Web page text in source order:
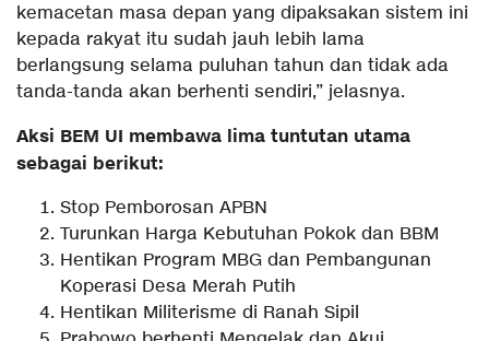
kemacetan masa depan yang dipaksakan sistem ini
kepada rakyat itu sudah jauh lebih lama
berlangsung selama puluhan tahun dan tidak ada
tanda-tanda akan berhenti sendiri,” jelasnya.
Aksi BEM UI membawa lima tuntutan utama
sebagai berikut:
Stop Pemborosan APBN
Turunkan Harga Kebutuhan Pokok dan BBM
Hentikan Program MBG dan Pembangunan
Koperasi Desa Merah Putih
Hentikan Militerisme di Ranah Sipil